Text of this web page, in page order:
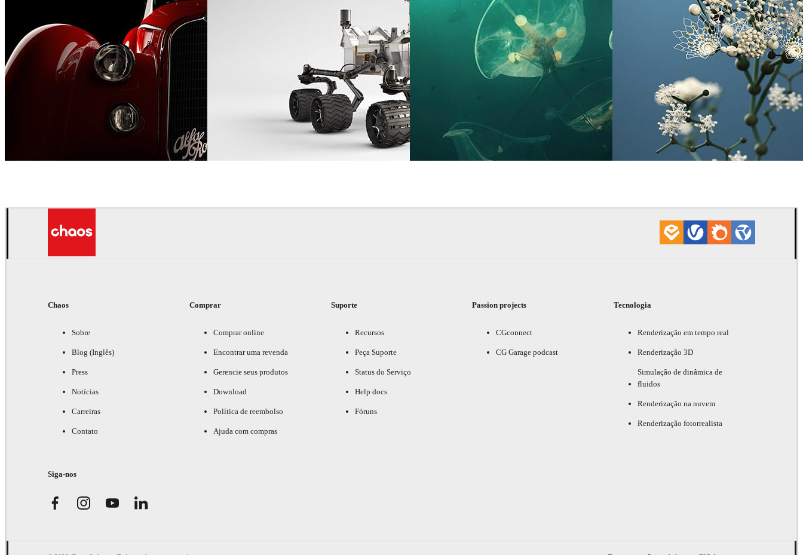
Chaos
Sobre
Blog (Inglês)
Press
Notícias
Carreiras
Contato
Comprar
Comprar online
Encontrar uma revenda
Gerencie seus produtos
Download
Política de reembolso
Ajuda com compras
Suporte
Recursos
Peça Suporte
Status do Serviço
Help docs
Fóruns
Passion projects
CGconnect
CG Garage podcast
Tecnologia
Renderização em tempo real
Renderização 3D
Simulação de dinâmica de
fluidos
Renderização na nuvem
Renderização fotorrealista
Siga-nos